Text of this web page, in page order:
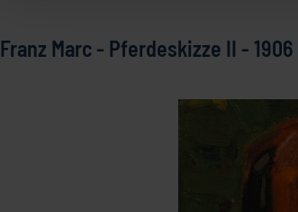
Franz Marc - Pferdeskizze II - 1906